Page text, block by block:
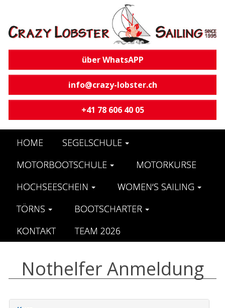
über WhatsAPP
info@crazy-lobster.ch
+41 78 606 40 05
HOME
SEGELSCHULE
MOTORBOOTSCHULE
MOTORKURSE
HOCHSEESCHEIN
WOMEN‘S SAILING
TÖRNS
BOOTSCHARTER
KONTAKT
TEAM 2026
Nothelfer Anmeldung